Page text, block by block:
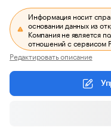
Информация носит
основании данных из
Компания не является
отношений с сервисом
Редактировать описание